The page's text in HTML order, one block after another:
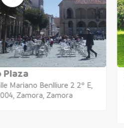
Plaza
Mariano Benlliure 2 2º E,
Zamora, Zamora